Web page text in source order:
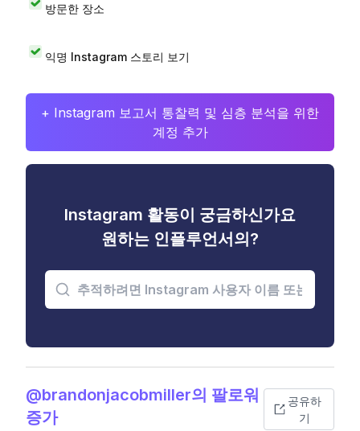
방문한 장소
익명 Instagram 스토리 보기
+ Instagram 보고서 통찰력 및 심층 분석을 위한
계정 추가
Instagram 활동이 궁금하신가요
원하는 인플루언서의?
@brandonjacobmiller의 팔로워
증가
공유하
기